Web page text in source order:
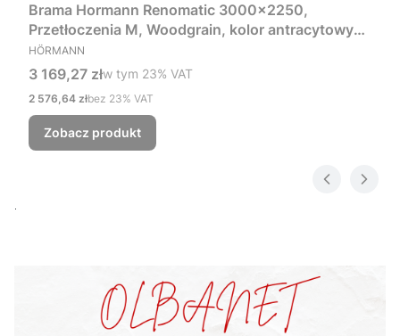
Brama Hormann Renomatic 3000x2250,
Przetłoczenia M, Woodgrain, kolor antracytowy
RAL 7016 + Prowadzenie Z
PRODUCENT
HÖRMANN
Cena brutto
3 169,27 złw tym %s VAT
w tym 23% VAT
Cena netto
2 576,64 złbez 23% VAT
Zobacz produkt